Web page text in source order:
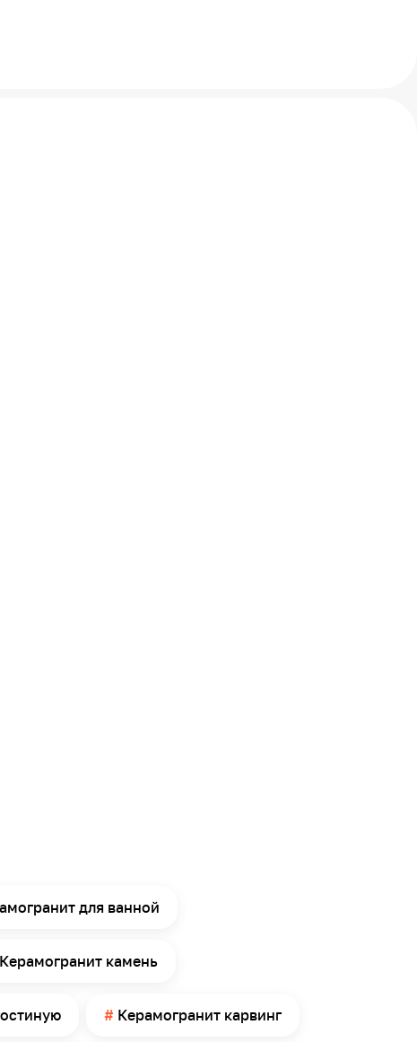
для ванной
Керамогранит камень
Керамогранит карвинг